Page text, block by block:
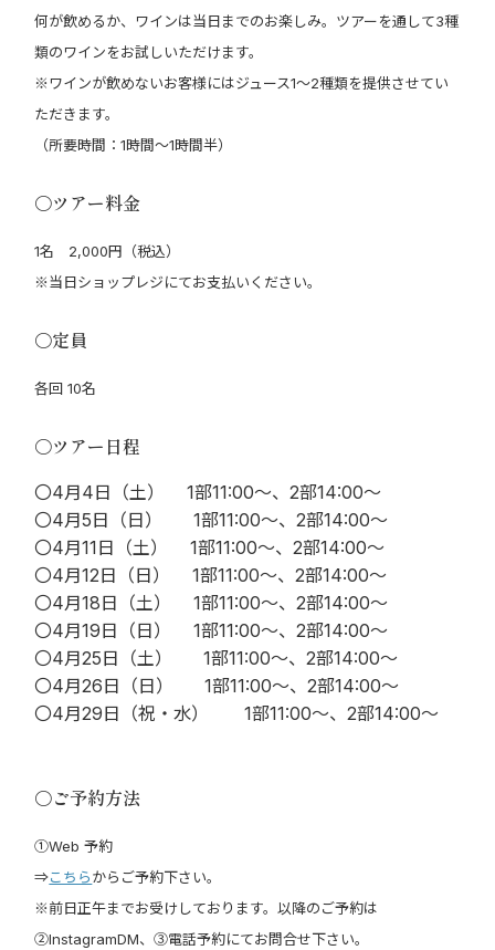
何が飲めるか、ワインは当日までのお楽しみ。ツアーを通して3種
類のワインをお試しいただけます。
※ワインが飲めないお客様にはジュース1～2種類を提供させてい
ただきます。
（所要時間：1時間～1時間半）
〇ツアー料金
1名 2,000円（税込）
※当日ショップレジにてお支払いください。
〇定員
各回 10名
〇ツアー日程
〇4月4日（土） 1部11:00～、2部14:00～
〇4月5日（日） 1部11:00～、2部14:00～
〇4月11日（土） 1部11:00～、2部14:00～
〇4月12日（日） 1部11:00～、2部14:00～
〇4月18日（土） 1部11:00～、2部14:00～
〇4月19日（日） 1部11:00～、2部14:00～
〇4月25日（土） 1部11:00～、2部14:00～
〇4月26日（日） 1部11:00～、2部14:00～
〇4月29日（祝・水） 1部11:00～、2部14:00～
〇ご予約方法
①Web 予約
⇒こちらからご予約下さい。
※前日正午までお受けしております。以降のご予約は
②InstagramDM、③電話予約にてお問合せ下さい。